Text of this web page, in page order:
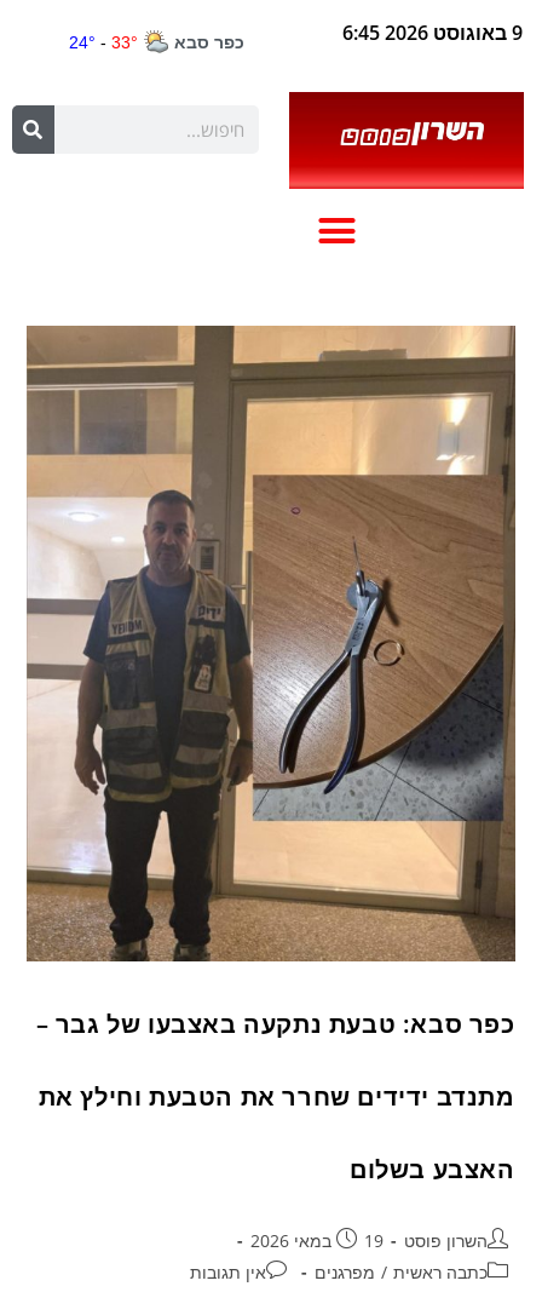
9 באוגוסט 2026 6:45
כפר סבא: טבעת נתקעה באצבעו של גבר –
מתנדב ידידים שחרר את הטבעת וחילץ את
האצבע בשלום
השרון פוסט
19 במאי 2026
כתבה ראשית / מפרגנים אין תגובות